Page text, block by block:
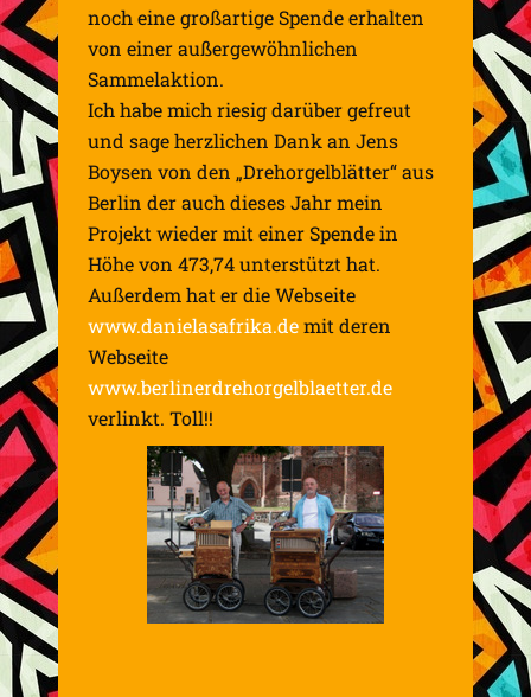
noch eine großartige Spende erhalten
von einer außergewöhnlichen
Sammelaktion.
Ich habe mich riesig darüber gefreut
und sage herzlichen Dank an Jens
Boysen von den „Drehorgelblätter“ aus
Berlin der auch dieses Jahr mein
Projekt wieder mit einer Spende in
Höhe von 473,74 unterstützt hat.
Außerdem hat er die Webseite
www.danielasafrika.demit deren
Webseite
www.berlinerdrehorgelblaetter.de
verlinkt. Toll!!